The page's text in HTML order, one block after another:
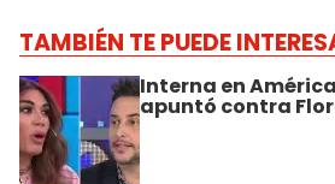
TAMBIÉN TE PUEDE
Interna en
apuntó contra